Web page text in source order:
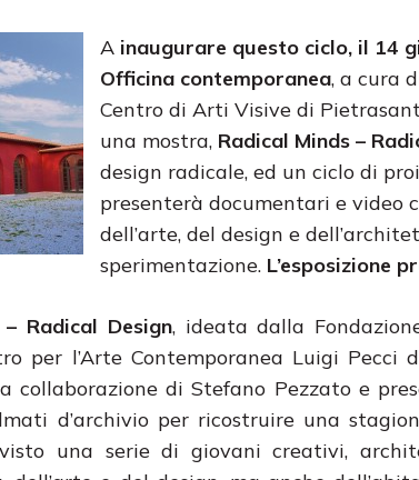
A inaugurare questo ciclo, il 14
Officina contemporanea, a cura
Centro di Arti Visive di
una mostra, Radical Minds –
design radicale, ed un ciclo di
presenterà documentari e video
dell’arte, del design e
sperimentazione. L’esposizione
Radical Design, ideata dalla
per l’Arte Contemporanea Luigi
collaborazione di Stefano Pezzato e
d’archivio per ricostruire una
una serie di giovani creativi,